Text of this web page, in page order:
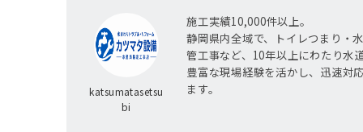
katsumatasetsu
bi
施工実績10,000件以上。
静岡県内全域で、トイレつまり・
管工事など、10年以上にわたり水
豊富な現場経験を活かし、迅速対
ます。